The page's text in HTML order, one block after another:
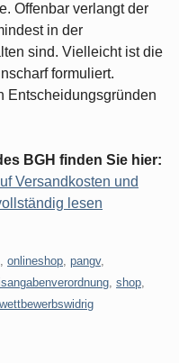
Offenbar verlangt der
in der
sind. Vielleicht ist die
formuliert.
Entscheidungsgründen
BGH finden Sie hier:
Versandkosten und
lesen
onlineshop pangv,
shop
wettbewerbswidrig